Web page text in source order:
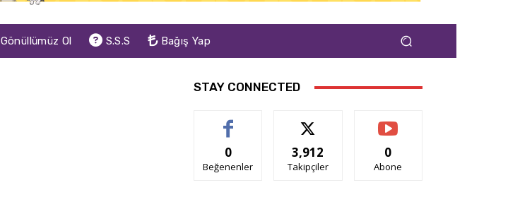
Gönüllümüz Ol S.S.S Bağış Yap
STAY CONNECTED
0
Beğenenler
3,912
Takipçiler
0
Abone